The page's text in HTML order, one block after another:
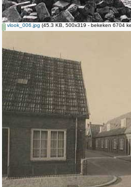
vlook_006.jpg (45.3 KB, 500x319 - bekeken 6704